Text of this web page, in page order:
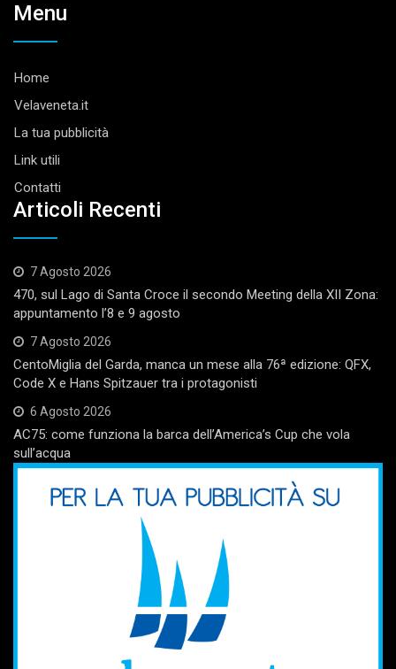
Menu
Home
Velaveneta.it
La tua pubblicità
Link utili
Contatti
Articoli Recenti
7 Agosto 2026
470, sul Lago di Santa Croce il secondo Meeting della XII Zona:
appuntamento l’8 e 9 agosto
7 Agosto 2026
CentoMiglia del Garda, manca un mese alla 76ª edizione: QFX,
Code X e Hans Spitzauer tra i protagonisti
6 Agosto 2026
AC75: come funziona la barca dell’America’s Cup che vola
sull’acqua